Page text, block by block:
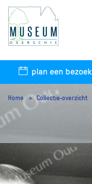
plan een bezoek
Home Collectie-overzicht